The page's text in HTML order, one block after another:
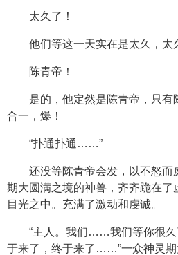
太久了！
他们等这一天实在是太久，太
陈青帝！
是的，他定然是陈青帝，只有
合一，爆！
“扑通扑通……”
还没等陈青帝会发，以不怒而
期大圆满之境的神兽，齐齐跪在了
目光之中。充满了激动和虔诚。
“主人。我们……我们等你很
于来了，终于来了……”一众神灵期